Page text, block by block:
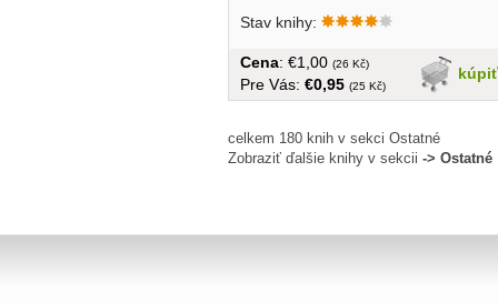
Stav knihy:
kúpiť
Cena: €1,00 (26 Kč)
Pre Vás: €0,95 (25 Kč)
celkem 180 knih v sekci Ostatné
Zobraziť ďalšie knihy v sekcii -> Ostatné